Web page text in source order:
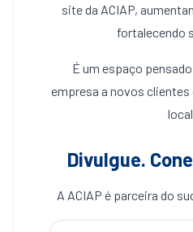
site da ACIAP,
fortalecendo
É um espaço
empresa a novos
Divulgue.
A ACIAP é parceira do